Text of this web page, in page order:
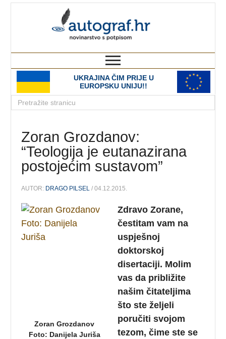
UKRAJINA ČIM PRIJE U
EUROPSKU UNIJU!!
Zoran Grozdanov:
“Teologija je eutanazirana
postojećim sustavom”
AUTOR: DRAGO PILSEL / 04.12.2015.
Zoran Grozdanov
Foto: Danijela Juriša
Zdravo Zorane,
čestitam vam na
uspješnoj
doktorskoj
disertaciji. Molim
vas da približite
našim čitateljima
što ste željeli
poručiti svojom
tezom, čime ste se